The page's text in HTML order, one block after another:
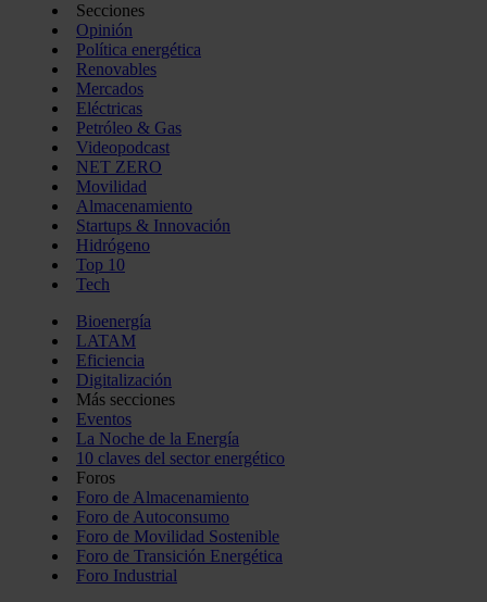
Secciones
Opinión
Política energética
Renovables
Mercados
Eléctricas
Petróleo & Gas
Videopodcast
NET ZERO
Movilidad
Almacenamiento
Startups & Innovación
Hidrógeno
Top 10
Tech
Bioenergía
LATAM
Eficiencia
Digitalización
Más secciones
Eventos
La Noche de la Energía
10 claves del sector energético
Foros
Foro de Almacenamiento
Foro de Autoconsumo
Foro de Movilidad Sostenible
Foro de Transición Energética
Foro Industrial